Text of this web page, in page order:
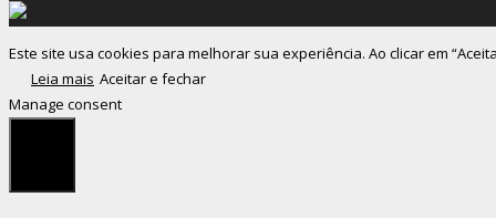
Este site usa cookies para melhorar sua experiência. Ao clicar em
Leia mais Aceitar e fechar
Manage consent